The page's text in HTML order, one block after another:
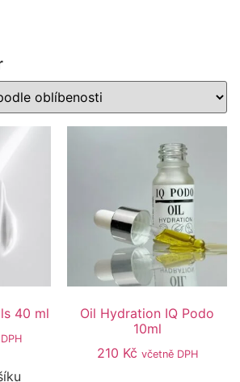
40 ml
Oil Hydration IQ Podo
10ml
210 Kč včetně DPH